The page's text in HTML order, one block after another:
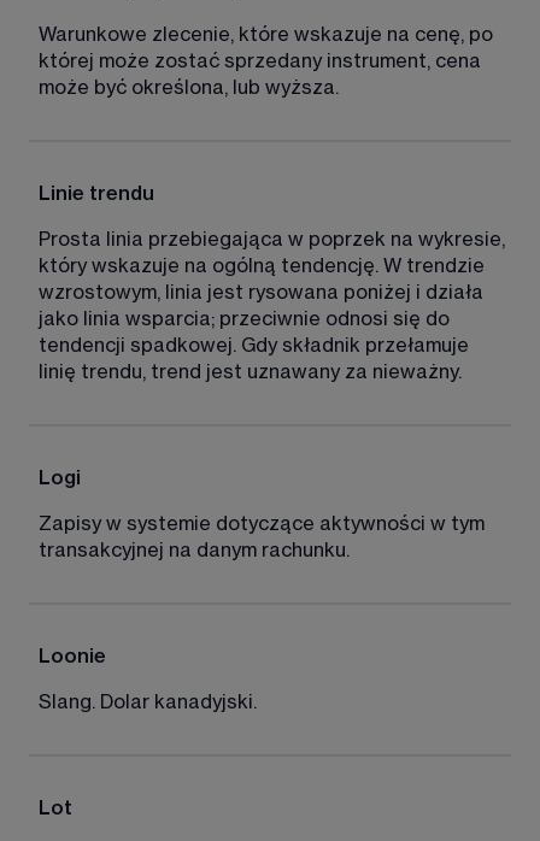
Warunkowe zlecenie, które wskazuje na cenę, po
której może zostać sprzedany instrument, cena
może być określona, lub wyższa.
Linie trendu
Prosta linia przebiegająca w poprzek na wykresie,
który wskazuje na ogólną tendencję. W trendzie
wzrostowym, linia jest rysowana poniżej i działa
jako linia wsparcia; przeciwnie odnosi się do
tendencji spadkowej. Gdy składnik przełamuje
linię trendu, trend jest uznawany za nieważny.
Logi
Zapisy w systemie dotyczące aktywności w tym
transakcyjnej na danym rachunku.
Loonie
Slang. Dolar kanadyjski.
Lot